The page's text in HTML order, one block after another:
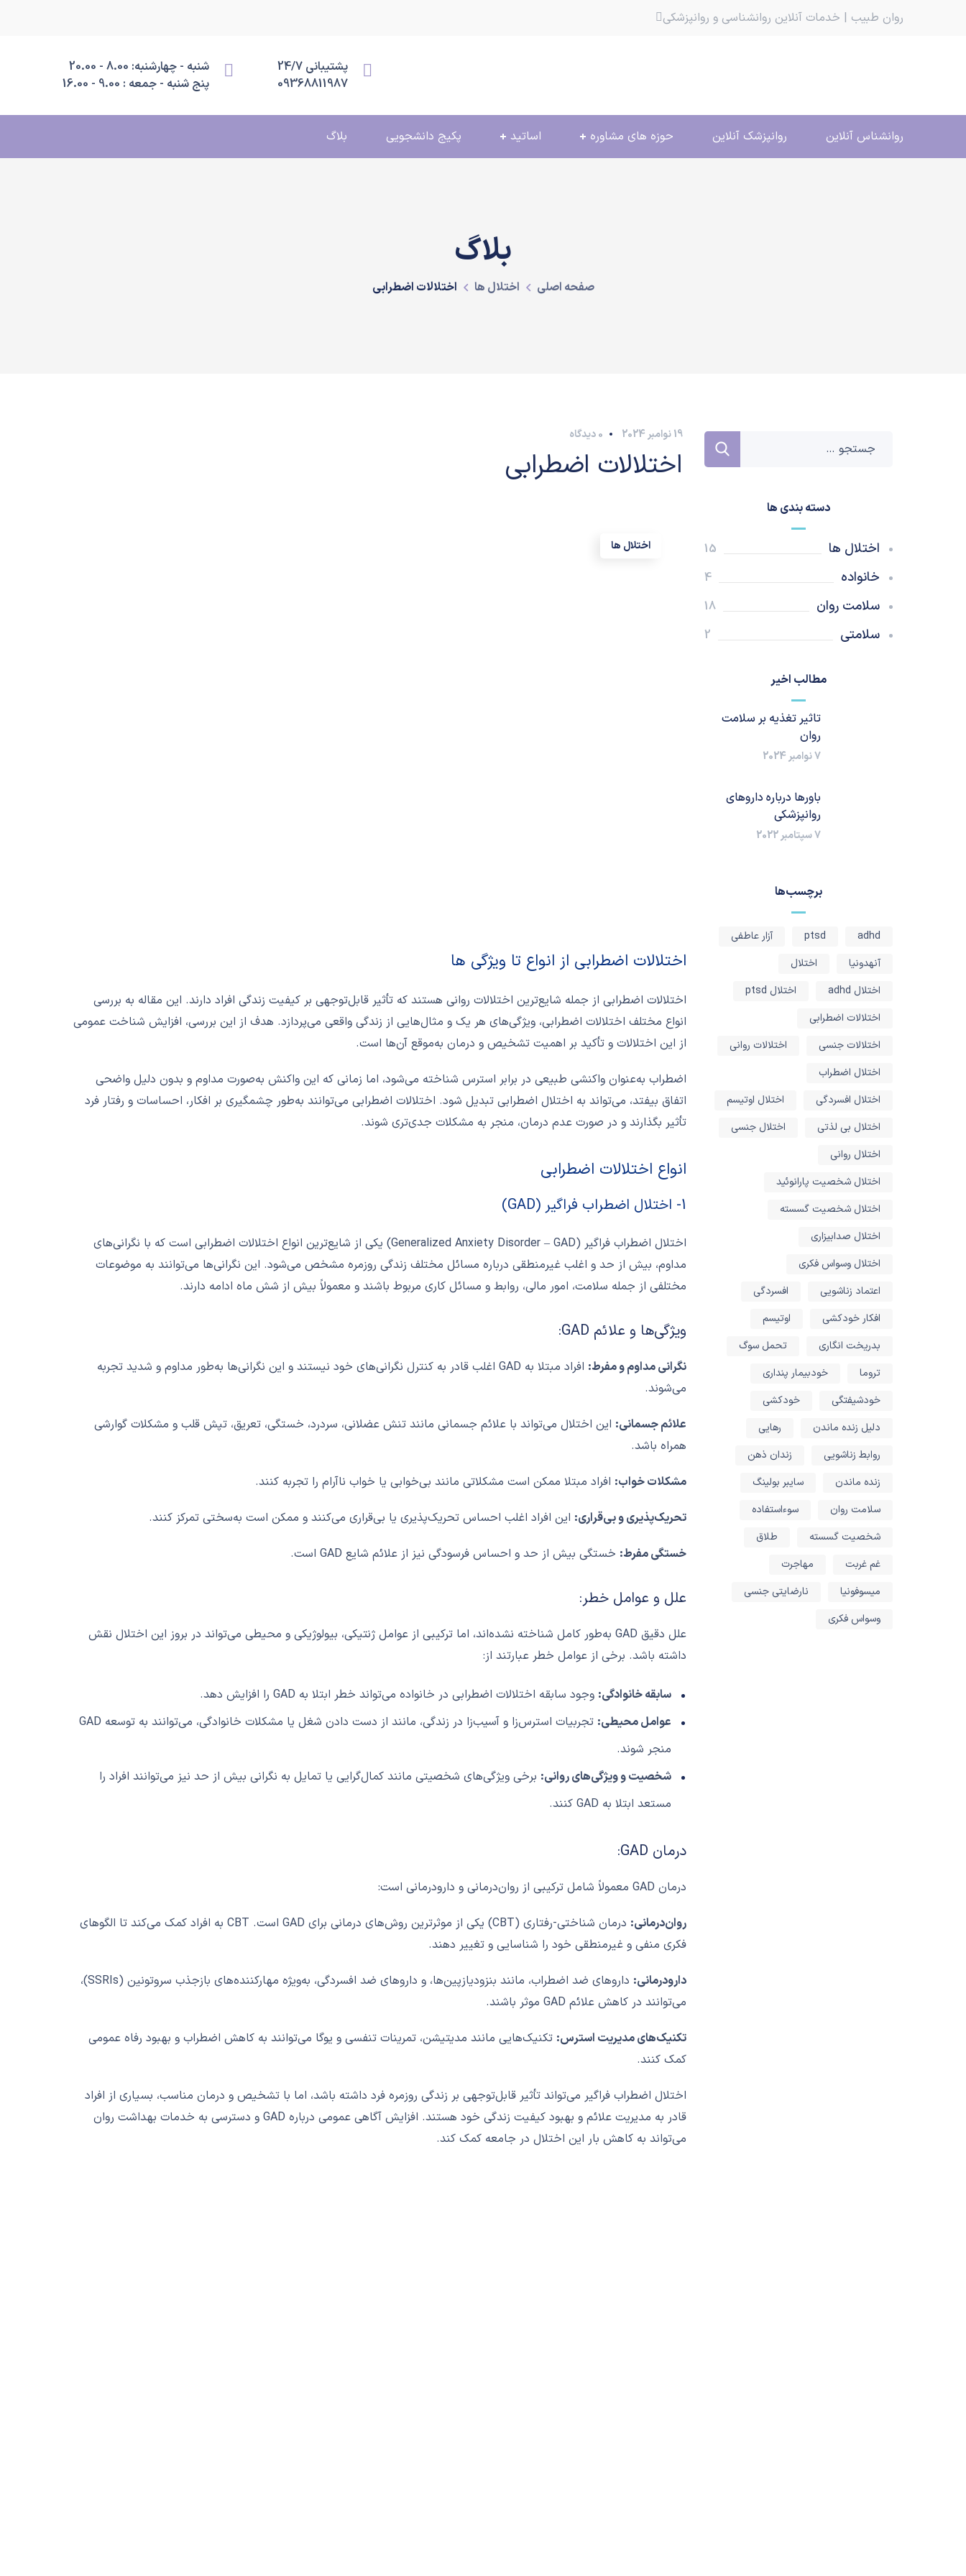
روان طبیب | خدمات آنلاین روانشناسی و روانپزشکی
پشتیبانی 24/7
09368811987
شنبه - چهارشنبه: 8.00 - 20.00
پنج شنبه - جمعه : 9.00 - 16.00
روانشناس آنلاین روانپزشک آنلاین حوزه های مشاوره اساتید پکیج دانشجویی بلاگ
بلاگ
صفحه اصلی اختلال ها اختلالات اضطرابی
19 نوامبر 2024 0 دیدگاه
اختلالات اضطرابی
اختلال ها
اختلالات اضطرابی از انواع تا ویژگی ها
اختلالات اضطرابی از جمله شایع‌ترین اختلالات روانی هستند که تأثیر قابل‌توجهی بر کیفیت زندگی افراد دارند. این مقاله به بررسی
انواع مختلف اختلالات اضطرابی، ویژگی‌های هر یک و مثال‌هایی از زندگی واقعی می‌پردازد. هدف از این بررسی، افزایش شناخت عمومی
از این اختلالات و تأکید بر اهمیت تشخیص و درمان به‌موقع آن‌ها است.
اضطراب به‌عنوان واکنشی طبیعی در برابر استرس شناخته می‌شود، اما زمانی که این واکنش به‌صورت مداوم و بدون دلیل واضحی
اتفاق بیفتد، می‌تواند به اختلال اضطرابی تبدیل شود. اختلالات اضطرابی می‌توانند به‌طور چشمگیری بر افکار، احساسات و رفتار فرد
تأثیر بگذارند و در صورت عدم درمان، منجر به مشکلات جدی‌تری شوند.
انواع اختلالات اضطرابی
1- اختلال اضطراب فراگیر (GAD)
اختلال اضطراب فراگیر (Generalized Anxiety Disorder – GAD) یکی از شایع‌ترین انواع اختلالات اضطرابی است که با نگرانی‌های
مداوم، بیش از حد و اغلب غیرمنطقی درباره مسائل مختلف زندگی روزمره مشخص می‌شود. این نگرانی‌ها می‌توانند به موضوعات
مختلفی از جمله سلامت، امور مالی، روابط و مسائل کاری مربوط باشند و معمولاً بیش از شش ماه ادامه دارند.
ویژگی‌ها و علائم GAD:
نگرانی مداوم و مفرط:
افراد مبتلا به GAD اغلب قادر به کنترل نگرانی‌های خود نیستند و این نگرانی‌ها به‌طور مداوم و شدید تجربه
می‌شوند.
علائم جسمانی: این اختلال می‌تواند با علائم جسمانی مانند تنش عضلانی، سردرد، خستگی، تعریق، تپش قلب و مشکلات گوارشی
همراه باشد.
مشکلات خواب: افراد مبتلا ممکن است مشکلاتی مانند بی‌خوابی یا خواب ناآرام را تجربه کنند.
تحریک‌پذیری و بی‌قراری: این افراد اغلب احساس تحریک‌پذیری یا بی‌قراری می‌کنند و ممکن است به‌سختی تمرکز کنند.
خستگی مفرط: خستگی بیش از حد و احساس فرسودگی نیز از علائم شایع GAD است.
علل و عوامل خطر:
علل دقیق GAD به‌طور کامل شناخته نشده‌اند، اما ترکیبی از عوامل ژنتیکی، بیولوژیکی و محیطی می‌تواند در بروز این اختلال نقش
داشته باشد. برخی از عوامل خطر عبارتند از:
سابقه خانوادگی: وجود سابقه اختلالات اضطرابی در خانواده می‌تواند خطر ابتلا به GAD را افزایش دهد.
عوامل محیطی:
تجربیات استرس‌زا و آسیب‌زا در زندگی، مانند از دست دادن شغل یا مشکلات خانوادگی، می‌توانند به توسعه GAD
منجر شوند.
شخصیت و ویژگی‌های روانی: برخی ویژگی‌های شخصیتی مانند کمال‌گرایی یا تمایل به نگرانی بیش از حد نیز می‌توانند افراد را
مستعد ابتلا به GAD کنند.
درمان GAD:
درمان GAD معمولاً شامل ترکیبی از روان‌درمانی و دارودرمانی است:
روان‌درمانی:
درمان شناختی-رفتاری (CBT) یکی از موثرترین روش‌های درمانی برای GAD است. CBT به افراد کمک می‌کند تا الگوهای
فکری منفی و غیرمنطقی خود را شناسایی و تغییر دهند.
دارودرمانی:
داروهای ضد اضطراب، مانند بنزودیازپین‌ها، و داروهای ضد افسردگی، به‌ویژه مهارکننده‌های بازجذب سروتونین (SSRIs)،
می‌توانند در کاهش علائم GAD موثر باشند.
تکنیک‌های مدیریت استرس: تکنیک‌هایی مانند مدیتیشن، تمرینات تنفسی و یوگا می‌توانند به کاهش اضطراب و بهبود رفاه عمومی
کمک کنند.
اختلال اضطراب فراگیر می‌تواند تأثیر قابل‌توجهی بر زندگی روزمره فرد داشته باشد، اما با تشخیص و درمان مناسب، بسیاری از افراد
قادر به مدیریت علائم و بهبود کیفیت زندگی خود هستند. افزایش آگاهی عمومی درباره GAD و دسترسی به خدمات بهداشت روان
می‌تواند به کاهش بار این اختلال در جامعه کمک کند.
دسته بندی ها
اختلال ها 15
خانواده 4
سلامت روان 18
سلامتی 2
مطالب اخیر
تاثیر تغذیه بر سلامت
روان
7 نوامبر 2024
باورها درباره داروهای
روانپزشکی
7 سپتامبر 2022
برچسب‌ها
adhd
ptsd
آزار عاطفی
آنهدونیا
اختلال
اختلال adhd
اختلال ptsd
اختلالات اضطرابی
اختلالات جنسی
اختلالات روانی
اختلال اضطراب
اختلال افسردگی
اختلال اوتیسم
اختلال بی لذتی
اختلال جنسی
اختلال روانی
اختلال شخصیت پارانوئید
اختلال شخصیت گسسته
اختلال صدابیزاری
اختلال وسواس فکری
اعتماد زناشویی
افسردگی
افکار خودکشی
اوتیسم
بدریخت انگاری
تحمل سوگ
تروما
خودبیمار پنداری
خودشیفتگی
خودکشی
دلیل زنده ماندن
رهایی
روابط زناشویی
زندان ذهن
زنده ماندن
سایبر بولینگ
سلامت روان
سوءاستفاده
شخصیت گسسته
طلاق
غم غربت
مهاجرت
میسوفونیا
نارضایتی جنسی
وسواس فکری